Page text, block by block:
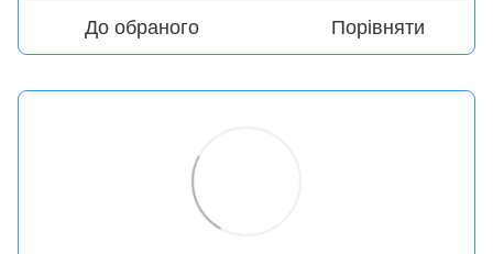
До обраного Порівняти